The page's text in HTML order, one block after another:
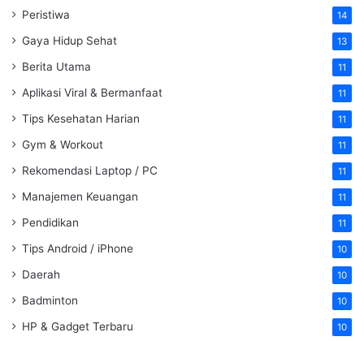
Peristiwa 14
Gaya Hidup Sehat 13
Berita Utama 11
Aplikasi Viral & Bermanfaat 11
Tips Kesehatan Harian 11
Gym & Workout 11
Rekomendasi Laptop / PC 11
Manajemen Keuangan 11
Pendidikan 11
Tips Android / iPhone 10
Daerah 10
Badminton 10
HP & Gadget Terbaru 10